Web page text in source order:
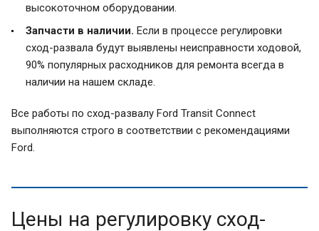
высокоточном оборудовании.
Запчасти в наличии. Если в процессе регулировки
сход-развала будут выявлены неисправности ходовой,
90% популярных расходников для ремонта всегда в
наличии на нашем складе.
Все работы по сход-развалу Ford Transit Connect
выполняются строго в соответствии с рекомендациями
Ford.
Цены на регулировку сход-